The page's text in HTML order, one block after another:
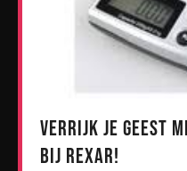
Verrijk je geest
bij Rexar!